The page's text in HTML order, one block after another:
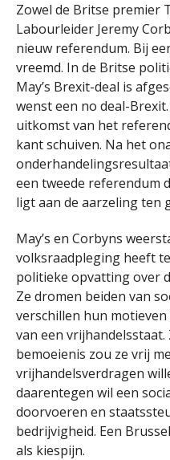
Zowel de Britse premier
Labourleider Jeremy
nieuw referendum. Bij
vreemd. In de Britse
May’s Brexit-deal is
wenst een no deal-
uitkomst van het
kant schuiven. Na het
een tweede referendum
ligt aan de aarzeling ten
May’s en Corbyns
volksraadpleging heeft
politieke opvatting over
Ze dromen beiden van
verschillen hun
van een
bemoeienis zou ze vrij
vrijhandelsverdragen
daarentegen wil een
doorvoeren en
bedrijvigheid. Een
als kiespijn.